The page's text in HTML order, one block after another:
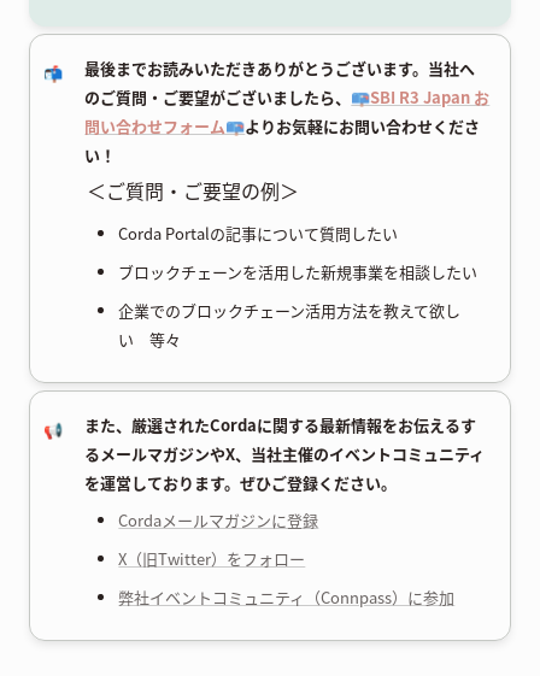
📬
最後までお読みいただきありがとうございます。当社へ
のご質問・ご要望がございましたら、 📪SBI R3 Japan お
問い合わせフォーム📪よりお気軽にお問い合わせくださ
い！
＜ご質問・ご要望の例＞
Corda Portalの記事について質問したい
ブロックチェーンを活用した新規事業を相談したい
企業でのブロックチェーン活用方法を教えて欲し
い 等々
📢
また、厳選されたCordaに関する最新情報をお伝えるす
るメールマガジンやX、当社主催のイベントコミュニティ
を運営しております。ぜひご登録ください。
Cordaメールマガジンに登録
X（旧Twitter）をフォロー
弊社イベントコミュニティ（Connpass）に参加